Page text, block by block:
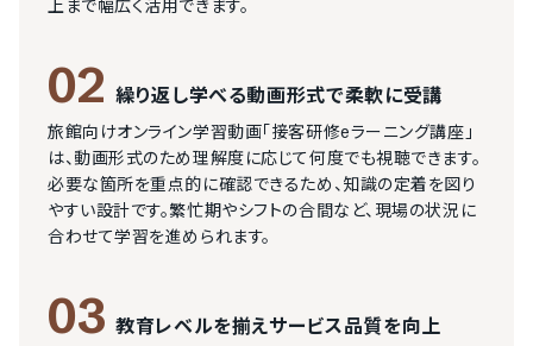
上まで幅広く活用できます。
02 繰り返し学べる動画形式で柔軟に受講
旅館向けオンライン学習動画「接客研修eラーニング講座」
は、動画形式のため理解度に応じて何度でも視聴できます。
必要な箇所を重点的に確認できるため、知識の定着を図り
やすい設計です。繁忙期やシフトの合間など、現場の状況に
合わせて学習を進められます。
03 教育レベルを揃えサービス品質を向上